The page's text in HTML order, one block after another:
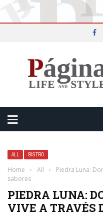
ALL BISTRO
Home › All ›
Piedra Luna:
sabores
PIEDRA LUNA:
VIVE A TRAVÉS